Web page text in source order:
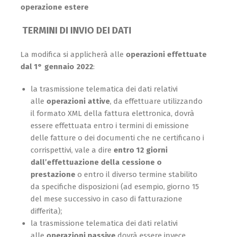
operazione estere
TERMINI DI INVIO DEI DATI
La modifica si applicherà alle operazioni effettuate
dal 1° gennaio 2022:
la trasmissione telematica dei dati relativi
alle operazioni attive, da effettuare utilizzando
il formato XML della fattura elettronica, dovrà
essere effettuata entro i termini di emissione
delle fatture o dei documenti che ne certificano i
corrispettivi, vale a dire entro 12 giorni
dall’effettuazione della cessione o
prestazione o entro il diverso termine stabilito
da specifiche disposizioni (ad esempio, giorno 15
del mese successivo in caso di fatturazione
differita);
la trasmissione telematica dei dati relativi